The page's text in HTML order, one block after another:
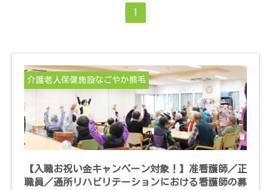
1
介護老人保健施設なごやか熊毛
【入職お祝い金キャンペーン対象！】准看護師／正
職員／通所リハビリテーションにおける看護師の募